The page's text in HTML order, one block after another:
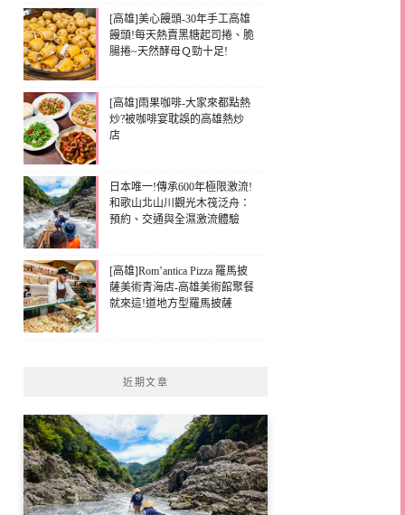
[高雄]美心饅頭-30年手工高雄
饅頭!每天熱賣黑糖起司捲、脆
腸捲~天然酵母Ｑ勁十足!
[高雄]雨果咖啡-大家來都點熱
炒?被咖啡宴耽誤的高雄熱炒
店
日本唯一!傳承600年極限激流!
和歌山北山川觀光木筏泛舟：
預約、交通與全濕激流體驗
[高雄]Rom’antica Pizza 羅馬披
薩美術青海店-高雄美術館聚餐
就來這!道地方型羅馬披薩
近期文章